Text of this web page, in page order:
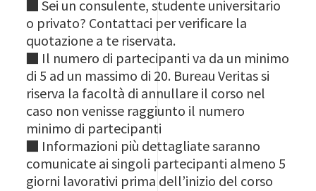
■ Sei un consulente, studente universitario
o privato? Contattaci per verificare la
quotazione a te riservata.
■ Il numero di partecipanti va da un minimo
di 5 ad un massimo di 20. Bureau Veritas si
riserva la facoltà di annullare il corso nel
caso non venisse raggiunto il numero
minimo di partecipanti
■ Informazioni più dettagliate saranno
comunicate ai singoli partecipanti almeno 5
giorni lavorativi prima dell’inizio del corso